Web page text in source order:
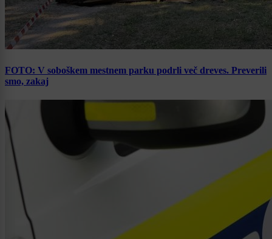
FOTO: V soboškem mestnem parku podrli več dreves. Preverili
smo, zakaj